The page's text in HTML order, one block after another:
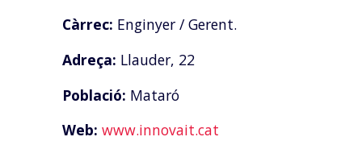
Càrrec: Enginyer / Gerent.
Adreça: Llauder, 22
Població: Mataró
Web: www.innovait.cat